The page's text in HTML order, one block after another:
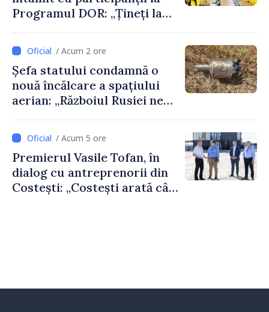
Programul DOR: „Țineți la
feriți de încercări și greșeli –
doar astfel puteți reuși”
/ Acum 2 ore
Șefa statului condamnă o
nouă încălcare a spațiului
aerian: „Războiul Rusiei ne
/ Acum 5 ore
Premierul Vasile Tofan, în
dialog cu antreprenorii din
Costești: „Costești arată cât